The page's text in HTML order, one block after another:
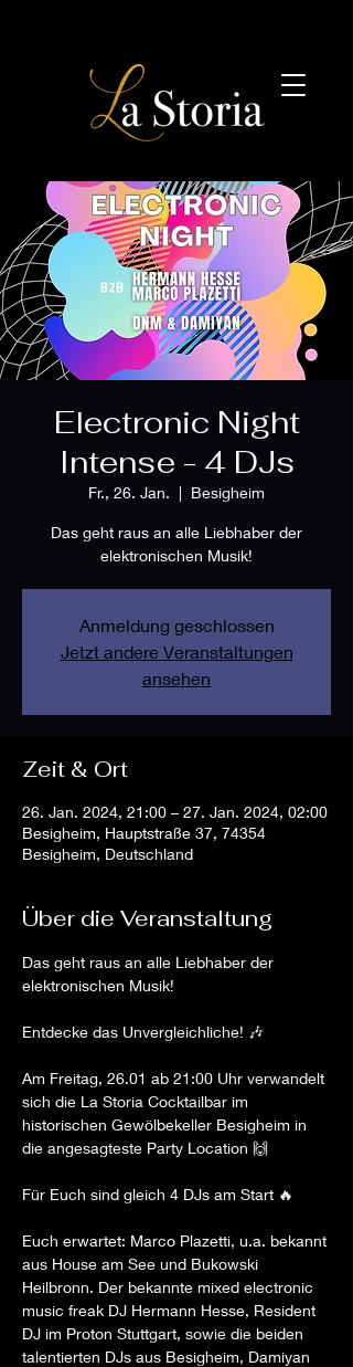
Electronic Night
Intense - 4 DJs
Fr., 26. Jan.
  |
Besigheim
Das geht raus an alle Liebhaber der
elektronischen Musik!
Anmeldung geschlossen
Jetzt andere Veranstaltungen
ansehen
Zeit & Ort
26. Jan. 2024, 21:00 – 27. Jan. 2024, 02:00
Besigheim, Hauptstraße 37, 74354
Besigheim, Deutschland
Über die Veranstaltung
Das geht raus an alle Liebhaber der
elektronischen Musik!
Entdecke das Unvergleichliche! 🎶
Am Freitag, 26.01 ab 21:00 Uhr verwandelt
sich die La Storia Cocktailbar im
historischen Gewölbekeller Besigheim in
die angesagteste Party Location 🙌
Für Euch sind gleich 4 DJs am Start 🔥
Euch erwartet: Marco Plazetti, u.a. bekannt
aus House am See und Bukowski
Heilbronn. Der bekannte mixed electronic
music freak DJ Hermann Hesse, Resident
DJ im Proton Stuttgart, sowie die beiden
talentierten DJs aus Besigheim, Damiyan